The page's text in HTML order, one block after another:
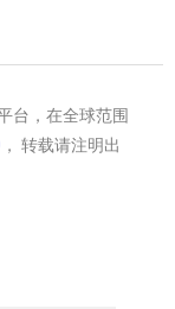
台，在全球范围
， 转载请注明出